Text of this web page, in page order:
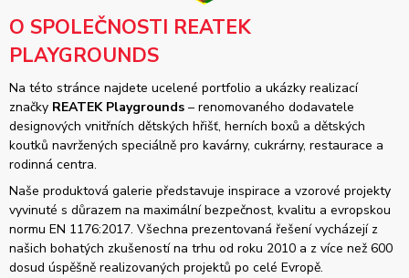
O SPOLEČNOSTI REATEK
PLAYGROUNDS
Na této stránce najdete ucelené portfolio a ukázky realizací
značky REATEK Playgrounds – renomovaného dodavatele
designových vnitřních dětských hřišť, herních boxů a dětských
koutků navržených speciálně pro kavárny, cukrárny, restaurace a
rodinná centra.
Naše produktová galerie představuje inspirace a vzorové projekty
vyvinuté s důrazem na maximální bezpečnost, kvalitu a evropskou
normu EN 1176:2017. Všechna prezentovaná řešení vycházejí z
našich bohatých zkušeností na trhu od roku 2010 a z více než 600
dosud úspěšně realizovaných projektů po celé Evropě.